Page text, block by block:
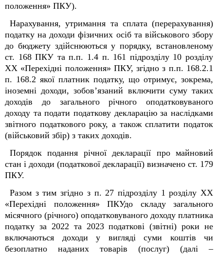
положення» ПКУ).
Нарахування, утримання та сплата (перерахування)
податку на доходи фізичних осіб та військового збору
до бюджету здійснюються у порядку, встановленому
ст. 168 ПКУ та п.п. 1.4 п. 161 підрозділу 10 розділу
XX «Перехідні положення» ПКУ, згідно з п.п. 168.2.1
п. 168.2 якої платник податку, що отримує, зокрема,
іноземні доходи, зобов’язаний включити суму таких
доходів до загального річного оподатковуваного
доходу та подати податкову декларацію за наслідками
звітного податкового року, а також сплатити податок
(військовий збір) з таких доходів.
Порядок подання річної декларації про майновий
стан і доходи (податкової декларації) визначено ст. 179
ПКУ.
Разом з тим згідно з п. 27 підрозділу 1 розділу XX
«Перехідні положення» ПКУдо складу загального
місячного (річного) оподатковуваного доходу платника
податку за 2022 та 2023 податкові (звітні) роки не
включаються доходи у вигляді суми коштів чи
безоплатно наданих товарів (послуг) (далі –